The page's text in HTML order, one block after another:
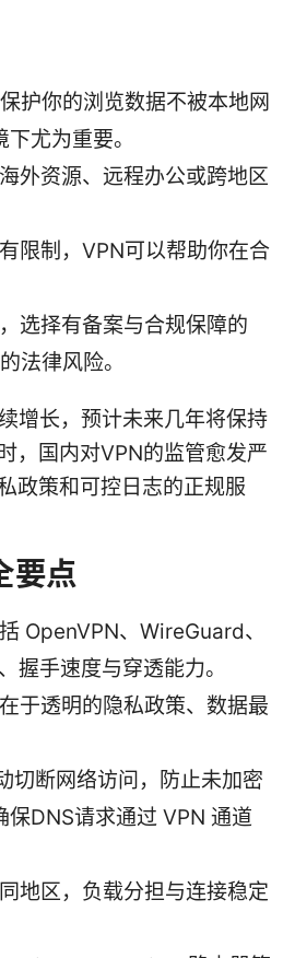
护你的浏览数据不被本地网
尤为重要。
外资源、远程办公或跨地区
限制，VPN可以帮助你在合
选择有备案与合规保障的
法律风险。
增长，预计未来几年将保持
，国内对VPN的监管愈发严
政策和可控日志的正规服
要点
OpenVPN、WireGuard、
握手速度与穿透能力。
于透明的隐私政策、数据最
切断网络访问，防止未加密
DNS请求通过 VPN 通道
地区，负载分担与连接稳定